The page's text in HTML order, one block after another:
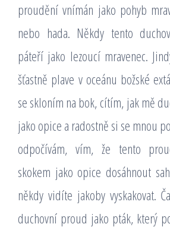
proudění vnímán jako pohyb
nebo hada. Někdy tento
páteří jako lezoucí mravenec.
šťastně plave v oceánu božské
se skloním na bok, cítím, jak mě
jako opice a radostně si se mnou
odpočívám, vím, že tento
skokem jako opice dosáhnout
někdy vidíte jakoby vyskakovat.
duchovní proud jako pták, který